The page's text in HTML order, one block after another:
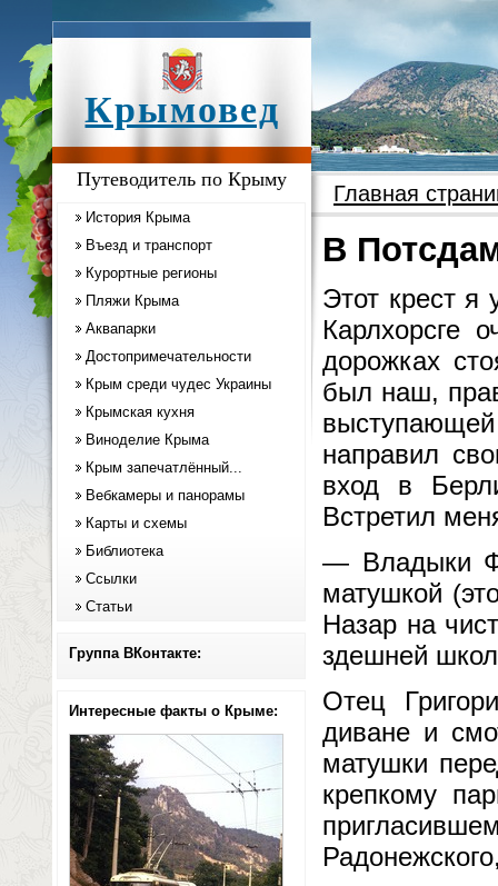
Крымовед
Путеводитель по Крыму
История Крыма
Въезд и транспорт
Курортные регионы
Пляжи Крыма
Аквапарки
Достопримечательности
Крым среди чудес Украины
Крымская кухня
Виноделие Крыма
Крым запечатлённый...
Вебкамеры и панорамы
Карты и схемы
Библиотека
Ссылки
Статьи
Группа ВКонтакте:
Интересные факты о Крыме:
Главная
В
Этот крест
Карлхорсге
дорожках
был наш,
направил
вход в
Встретил
— Владыки
матушкой
Назар на
здешней
Отец
диване и
матушки
крепкому